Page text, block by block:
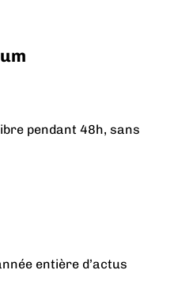
pendant 48h, sans
entière d’actus